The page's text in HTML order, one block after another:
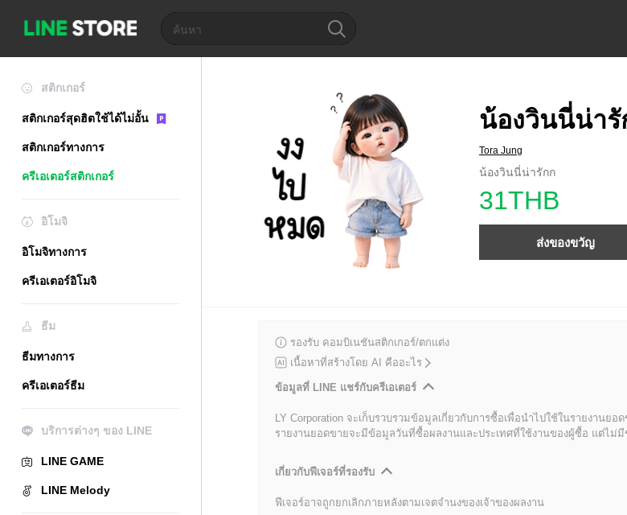
สติกเกอร์
สติกเกอร์สุดฮิตใช้ได้ไม่อั้น
สติกเกอร์ทางการ
ครีเอเตอร์สติกเกอร์
อิโมจิ
อิโมจิทางการ
ครีเอเตอร์อิโมจิ
ธีม
ธีมทางการ
ครีเอเตอร์ธีม
บริการต่างๆ ของ LINE
LINE GAME
LINE Melody
น้องวินนี่น่ารั
Tora Jung
น้องวินนี่น่ารักก
31THB
ส่งของขวัญ
รองรับ คอมบิเนชันสติกเกอร์/ตกแต่ง
เนื้อหาที่สร้างโดย AI คืออะไร
ข้อมูลที่ LINE แชร์กับครีเอเตอร์
LY Corporation จะเก็บรวบรวมข้อมูลเกี่ยวกับการซื้อเพื่อนำไปใช้ในรายงานยอ
รายงานยอดขายจะมีข้อมูลวันที่ซื้อผลงานและประเทศที่ใช้งานของผู้ซื้อ แต่ไม่
เกี่ยวกับฟีเจอร์ที่รองรับ
ฟีเจอร์อาจถูกยกเลิกภายหลังตามเจตจำนงของเจ้าของผลงาน